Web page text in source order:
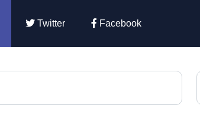
Twitter Facebook